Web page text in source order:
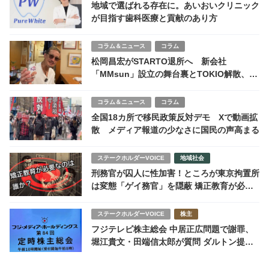
地域で選ばれる存在に。あいおいクリニック
が目指す歯科医療と貢献のあり方
コラム＆ニュース コラム
松岡昌宏がSTARTO退所へ 新会社
「MMsun」設立の舞台裏とTOKIO解散、そ
コラム＆ニュース コラム
全国18カ所で移民政策反対デモ Xで動画拡
散 メディア報道の少なさに国民の声高まる
ステークホルダーVOICE 地域社会
刑務官が囚人に性加害！ところが東京拘置所
は変態「ゲイ務官」を隠蔽 矯正教育が必要
ステークホルダーVOICE 株主
フジテレビ株主総会 中居正広問題で謝罪、
堀江貴文・田端信太郎が質問 ダルトン提案